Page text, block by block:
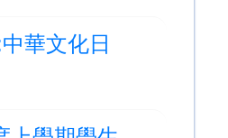
華文化日